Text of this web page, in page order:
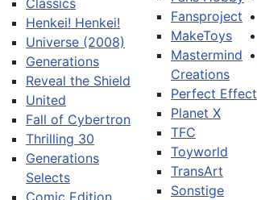
Classics
Henkei! Henkei!
Universe (2008)
Generations
Reveal the Shield
United
Fall of Cybertron
Thrilling 30
Generations
Selects
Fansproject
MakeToys
Mastermind
Creations
Perfect Effect
Planet X
TFC
Toyworld
TransArt
Sonstige